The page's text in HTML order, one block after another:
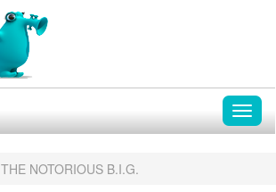
THE NOTORIOUS B.I.G.